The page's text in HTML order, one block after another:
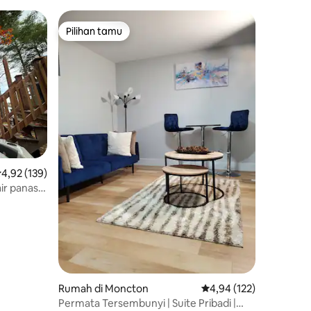
rata-rata 4,92 dari 5, 139 ulasan
4,92 (139)
panas
Pilihan tamu
Pilihan tamu
Rumah di Moncton Nilai rata-rata 4,94 dari
4,94 (122)
Permata Tersembunyi | Suite Pribadi |